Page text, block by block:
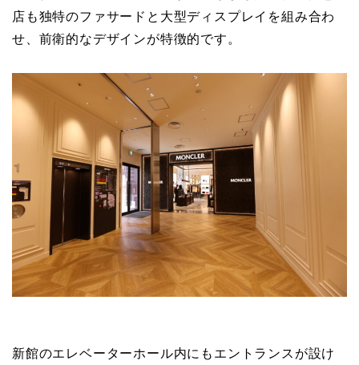
店も独特のファサードと大型ディスプレイを組み合わ
せ、前衛的なデザインが特徴的です。
新館のエレベーターホール内にもエントランスが設け